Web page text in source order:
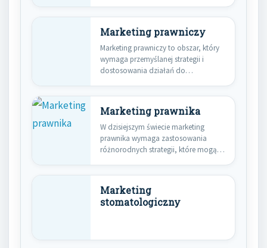
Marketing prawniczy
Marketing prawniczy to obszar, który
wymaga przemyślanej strategii i
dostosowania działań do
Marketing prawnika
W dzisiejszym świecie marketing
prawnika wymaga zastosowania
różnorodnych strategii, które mogą
Marketing
stomatologiczny